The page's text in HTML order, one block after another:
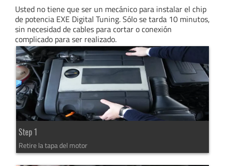
Usted no tiene que ser un mecánico para instalar el chip
de potencia EXE Digital Tuning. Sólo se tarda 10 minutos,
sin necesidad de cables para cortar o conexión
complicado para ser realizado.
Step 1
Retire la tapa del motor